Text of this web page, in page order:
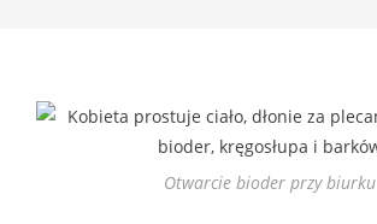
Otwarcie bioder przy biurku